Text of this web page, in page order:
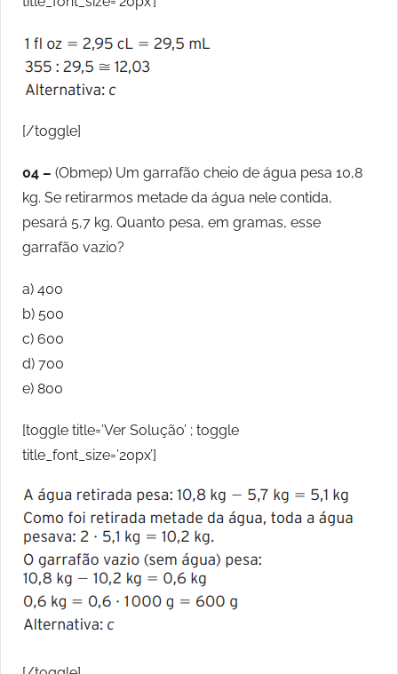
[/toggle]
04 – (Obmep) Um garrafão cheio de água pesa 10,8
kg. Se retirarmos metade da água nele contida,
pesará 5,7 kg. Quanto pesa, em gramas, esse
garrafão vazio?
a) 400
b) 500
c) 600
d) 700
e) 800
[toggle title=’Ver Solução’ ; toggle
title_font_size=’20px’]